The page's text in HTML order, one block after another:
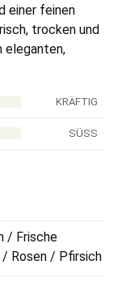
einer feinen
trocken und
eleganten,
KRÄFTIG
SÜSS
/ Frische
Rosen / Pfirsich